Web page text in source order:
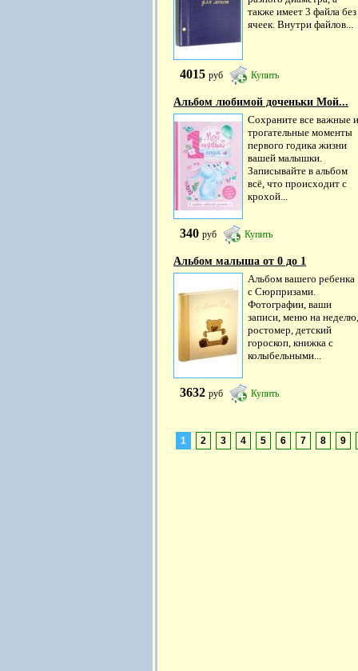
также имеет 3 файла без
ячеек. Внутри файлов...
4015 руб Купить
Альбом любимой доченьки Мой...
Сохраните все важные и
трогательные моменты
первого годика жизни
вашей малышки.
Записывайте в альбом
всё, что происходит с
крохой...
340 руб Купить
Альбом малыша от 0 до 1
Альбом вашего ребенка
с Сюрпризами.
Фотографии, ваши
записи, меню на неделю,
ростомер, детский
гороскоп, книжка с
колыбельными...
3632 руб Купить
1 2 3 4 5 6 7 8 9